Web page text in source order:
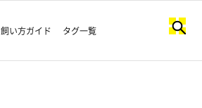
飼い方ガイド タグ一覧